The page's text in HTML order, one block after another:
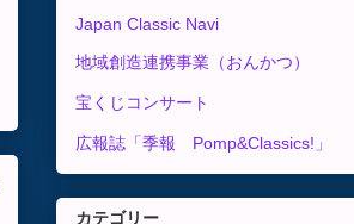
Japan Classic Navi
地域創造連携事業（おんかつ）
宝くじコンサート
広報誌「季報 Pomp&Classics!」
カテゴリー